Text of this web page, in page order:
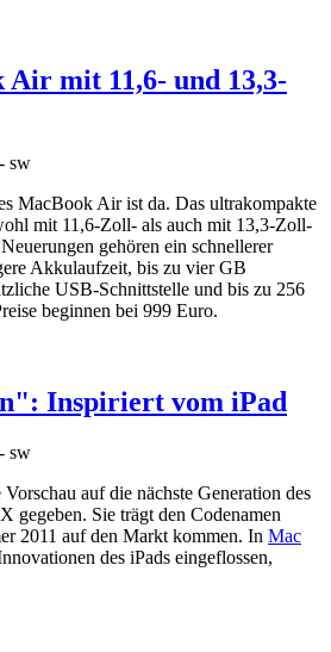
Air mit 11,6- und 13,3-
sw
MacBook Air ist da. Das ultrakompakte
mit 11,6-Zoll- als auch mit 13,3-Zoll-
gehören ein schnellerer
Akkulaufzeit, bis zu vier GB
USB-Schnittstelle und bis zu 256
beginnen bei 999 Euro.
Inspiriert vom iPad
sw
auf die nächste Generation des
gegeben. Sie trägt den Codenamen
2011 auf den Markt kommen. In Mac
des iPads eingeflossen,